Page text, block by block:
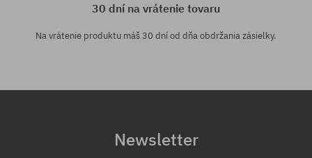
30 dní na vrátenie tovaru
Na vrátenie produktu máš 30 dní od dňa obdržania zásielky.
Newsletter